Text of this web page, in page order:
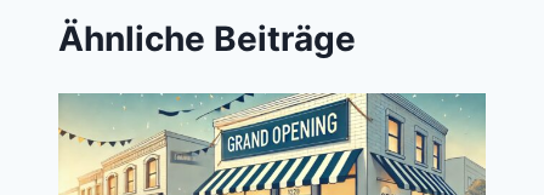
Ähnliche Beiträge